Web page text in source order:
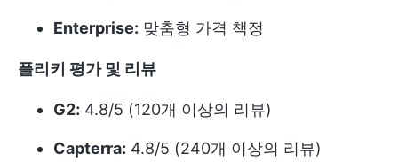
Enterprise: 맞춤형 가격 책정
플리키 평가 및 리뷰
G2: 4.8/5 (120개 이상의 리뷰)
Capterra: 4.8/5 (240개 이상의 리뷰)